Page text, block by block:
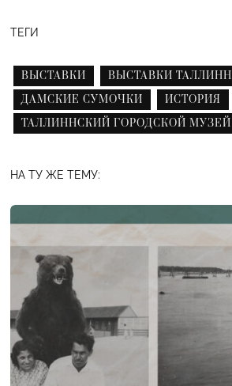
ТЕГИ
ВЫСТАВКИ
ВЫСТАВКИ ТАЛЛИНН
ДАМСКИЕ СУМОЧКИ
ИСТОРИЯ
ТАЛЛИННСКИЙ ГОРОДСКОЙ МУЗЕЙ
НА ТУ ЖЕ ТЕМУ: